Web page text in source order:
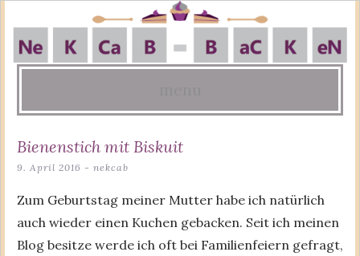
to
content
Bienenstich mit Biskuit
9. April 2016 - nekcab
Zum Geburtstag meiner Mutter habe ich natürlich
auch wieder einen Kuchen gebacken. Seit ich meinen
Blog besitze werde ich oft bei Familienfeiern gefragt,